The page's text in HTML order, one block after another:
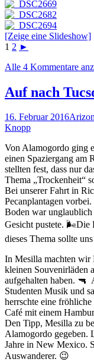
[Zeige eine Slideshow]
1 2 ►
Alle 4 Kommentare
Auf nach
16. Februar 2016
Knopp
Von Alamogordo ging
einen Spaziergang am
stellten fest, dass nur
Thema „Trockenheit“
Bei unserer Fahrt in
Pecanplantagen
Boden war unglaublich
Gesicht pustete. 🌬Die
dieses Thema sollte
In Mesilla machten wir
kleinen Souvenirläden
aufgehalten haben. 🔫
Studenten Musik und
herrschte eine
Café mit einem
Den Tipp, Mesilla zu
Alamogordo gegeben.
Jahre in New Mexico.
Auswanderer. 😉